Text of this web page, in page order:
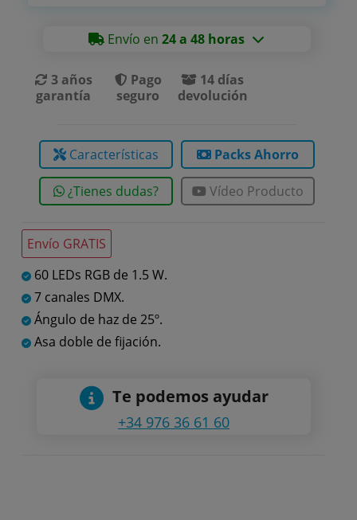
Envío GRATIS
60 LEDs RGB de 1.5 W.
7 canales DMX.
Ángulo de haz de 25º.
Asa doble de fijación.
Te podemos ayudar
+34 976 36 61 60
Envío en24 a 48 horas
3 años
garantía
Pago
seguro
14 días
devolución
Características Packs Ahorro
¿Tienes dudas? Vídeo Producto